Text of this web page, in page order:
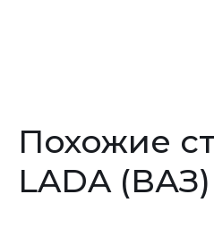
Похожие
LADA (ВАЗ)